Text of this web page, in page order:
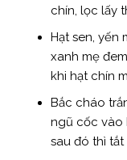
chín, lọc lấy
Hạt sen, yến
xanh mẹ
khi hạt chín
Bắc cháo
ngũ cốc vào
sau đó thì tắt